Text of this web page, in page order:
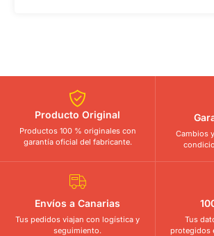
Producto Original
Productos 100 % originales con
garantía oficial del fabricante.
Cambios
Envíos a Canarias
Tus pedidos viajan con logística y
seguimiento.
Tus
protegidos